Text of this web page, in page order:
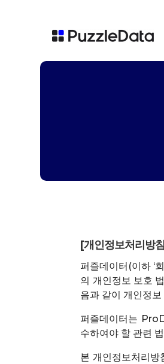
[개인정보처리방
퍼즐데이터(이하 ‘
의 개인정보 보호
음과 같이 개인정
퍼즐데이터는
수하여야 할 관련
본 개인정보처리방